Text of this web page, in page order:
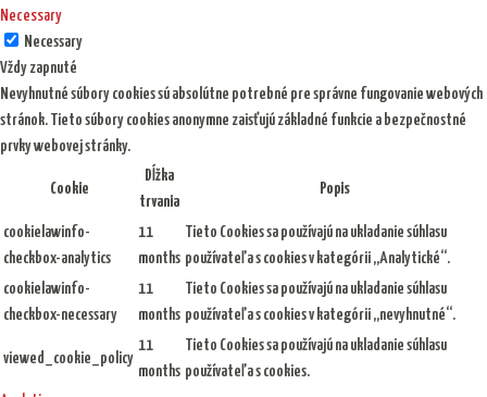
Necessary
Necessary
Vždy zapnuté
Nevyhnutné súbory cookies sú absolútne potrebné pre správne fungovanie webových
stránok. Tieto súbory cookies anonymne zaisťujú základné funkcie a bezpečnostné
prvky webovej stránky.
Cookie
Dĺžka
trvania
Popis
cookielawinfo-
checkbox-analytics
11
months
Tieto Cookies sa používajú na ukladanie súhlasu
používateľa s cookies v kategórii „Analytické“.
cookielawinfo-
checkbox-necessary
11
months
Tieto Cookies sa používajú na ukladanie súhlasu
používateľa s cookies v kategórii „nevyhnutné“.
viewed_cookie_policy
11
months
Tieto Cookies sa používajú na ukladanie súhlasu
používateľa s cookies.